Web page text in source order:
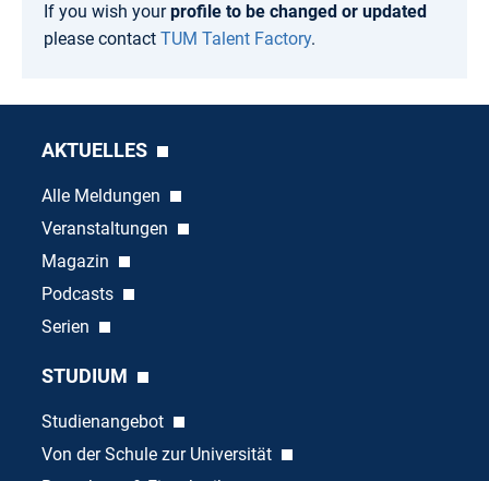
If you wish yourprofile to be changed or updated
please contact TUM Talent Factory.
AKTUELLES
Alle Meldungen
Veranstaltungen
Magazin
Podcasts
Serien
STUDIUM
Studienangebot
Von der Schule zur Universität